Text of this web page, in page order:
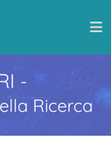
-
Ricerca